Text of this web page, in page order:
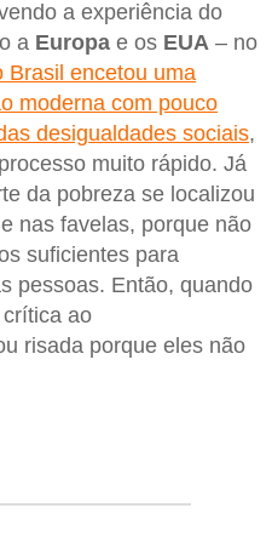
a experiência do
a Europa e os EUA – no
Brasil encetou uma
moderna com pouco
desigualdades sociais,
muito rápido. Já
da pobreza se localizou
nas favelas, porque não
suficientes para
pessoas. Então, quando
ao
risada porque eles não